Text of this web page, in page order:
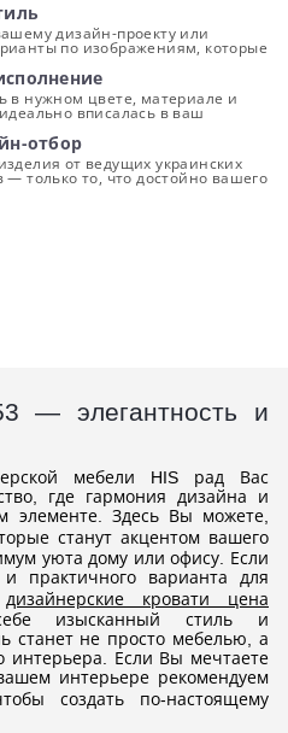
дизайн-проекту или
по изображениям, которые
в нужном цвете, материале и
вписалась в ваш
отбор
от ведущих украинских
только то, что достойно вашего
— элегантность и
мебели HIS рад Вас
где гармония дизайна и
элементе. Здесь Вы можете,
станут акцентом вашего
уюта дому или офису. Если
практичного варианта для
дизайнерские кровати цена
изысканный стиль и
станет не просто мебелью, а
интерьера. Если Вы мечтаете
интерьере рекомендуем
создать по-настоящему